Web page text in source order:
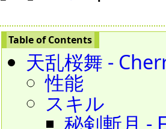
天乱桜舞 -
性能
スキル
秘剣斬月 -